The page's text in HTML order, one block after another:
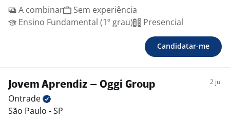
A combinar
Sem experiência
Ensino Fundamental (1º grau)
Presencial
Candidatar-me
Jovem Aprendiz – Oggi Group 2 jul
Ontrade
São Paulo - SP